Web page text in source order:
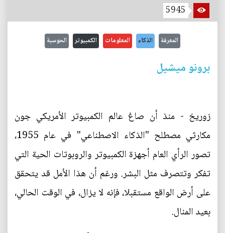
5945
المعرفة الذكاء المعلومات الكمبيوتر الحوسبة
برونو ميشيل
زوريخ - منذ أن صاغ عالم الكمبيوتر الأمريكي جون
مكارثي مصطلح "الذكاء الاصطناعي" في عام 1955،
تصور الرأي العام أجهزة الكمبيوتر والروبوتات الحية التي
تفكر وتتصرف مثل البشر. ورغم أن هذا الأمل قد يتحقق
على أرض الواقع مستقبلا، فإنه لا يزال، في الوقت الحالي،
بعيد المنال.